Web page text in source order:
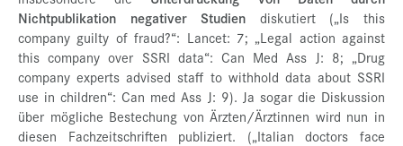
Nichtpublikation negativer Studien diskutiert („Is this
company guilty of fraud?“: Lancet: 7; „Legal action against
this company over SSRI data“: Can Med Ass J: 8; „Drug
company experts advised staff to withhold data about SSRI
use in children“: Can med Ass J: 9). Ja sogar die Diskussion
über mögliche Bestechung von Ärzten/Ärztinnen wird nun in
diesen Fachzeitschriften publiziert. („Italian doctors face